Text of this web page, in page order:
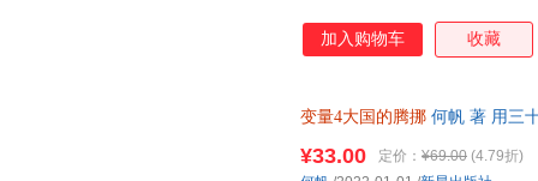
加入购物车 收藏
变量4大国的腾挪 何帆 著 用三
¥33.00 定价： ¥69.00 (4.79折)